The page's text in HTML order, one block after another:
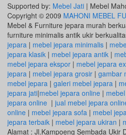
Supported by: Mebel Jati | Mebel
Copyright © 2009 MAHONI MEBEL
Mebel & Furniture jepara murah
furniture minimalis antik ukir
jepara | mebel jepara minimalis |
jepara klasik | mebel jepara antik |
mebel jepara ekspor | mebel jepara
jepara | mebel jepara grosir | gambar
mebel jepara | galeri mebel jepara |
jepara jati|mebel jepara online |
jepara online | jual mebel jepara
online | mebel jepara sofa | mebel
jepara terbaik | mebel jepara ukiran |
Alamat : Jl.Kampoeng Sembada Ukir